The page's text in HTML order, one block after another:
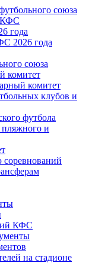
союза
КФС
года
2026 года
союза
комитет
комитет
клубов и
футбола
и
КФС
на стадионе